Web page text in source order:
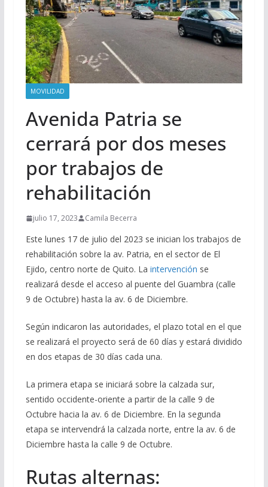
MOVILIDAD
Avenida Patria se
cerrará por dos meses
por trabajos de
rehabilitación
julio 17, 2023 Camila Becerra
Este lunes 17 de julio del 2023 se inician los trabajos de
rehabilitación sobre la av. Patria, en el sector de El
Ejido, centro norte de Quito. La intervención se
realizará desde el acceso al puente del Guambra (calle
9 de Octubre) hasta la av. 6 de Diciembre.
Según indicaron las autoridades, el plazo total en el que
se realizará el proyecto será de 60 días y estará dividido
en dos etapas de 30 días cada una.
La primera etapa se iniciará sobre la calzada sur,
sentido occidente-oriente a partir de la calle 9 de
Octubre hacia la av. 6 de Diciembre. En la segunda
etapa se intervendrá la calzada norte, entre la av. 6 de
Diciembre hasta la calle 9 de Octubre.
Rutas alternas: